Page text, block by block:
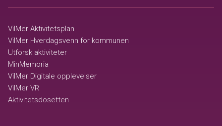
VilMer Aktivitetsplan
VilMer Hverdagsvenn for kommunen
Utforsk aktiviteter
MinMemoria
VilMer Digitale opplevelser
VilMer VR
Aktivitetsdosetten